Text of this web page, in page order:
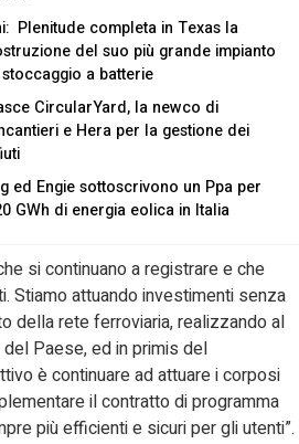
Plenitude completa in Texas la
del suo più grande impianto
a batterie
CircularYard, la newco di
e Hera per la gestione dei
ed Engie sottoscrivono un Ppa per
GWh di energia eolica in Italia
si continuano a registrare e che
Stiamo attuando investimenti senza
della rete ferroviaria, realizzando al
Paese, ed in primis del
è continuare ad attuare i corposi
il contratto di programma
più efficienti e sicuri per gli utenti”.